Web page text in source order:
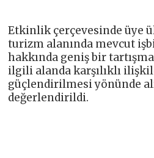
Etkinlik çerçevesinde üye
turizm alanında mevcut
hakkında geniş bir
ilgili alanda karşılıklı
güçlendirilmesi yönünde
değerlendirildi.